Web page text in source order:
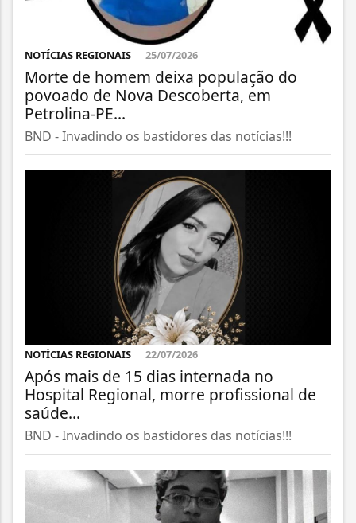
NOTÍCIAS REGIONAIS 25/07/2026
Morte de homem deixa população do
povoado de Nova Descoberta, em
Petrolina-PE...
BND - Invadindo os bastidores das notícias!!!
NOTÍCIAS REGIONAIS 22/07/2026
Após mais de 15 dias internada no
Hospital Regional, morre profissional de
saúde...
BND - Invadindo os bastidores das notícias!!!